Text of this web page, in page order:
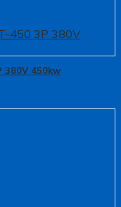
380V 450kw